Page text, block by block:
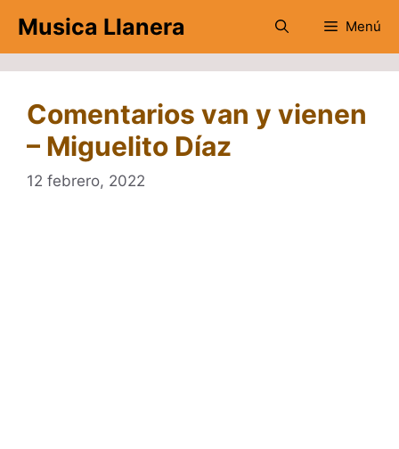
contenido
Musica Llanera Menú
Comentarios van y vienen
– Miguelito Díaz
12 febrero, 2022